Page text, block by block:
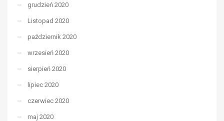
grudzień 2020
Listopad 2020
październik 2020
wrzesień 2020
sierpień 2020
lipiec 2020
czerwiec 2020
maj 2020